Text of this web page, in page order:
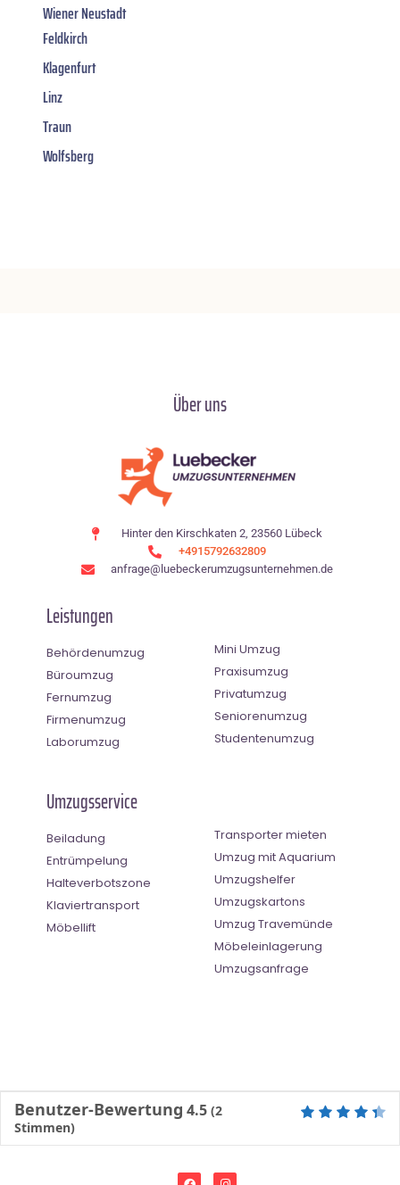
Wiener Neustadt
Feldkirch
Klagenfurt
Linz
Traun
Wolfsberg
Über uns
Hinter den Kirschkaten 2, 23560 Lübeck
+4915792632809
anfrage@luebeckerumzugsunternehmen.de
Leistungen
Behördenumzug
Büroumzug
Fernumzug
Firmenumzug
Laborumzug
Mini Umzug
Praxisumzug
Privatumzug
Seniorenumzug
Studentenumzug
Umzugsservice
Beiladung
Entrümpelung
Halteverbotszone
Klaviertransport
Möbellift
Transporter mieten
Umzug mit Aquarium
Umzugshelfer
Umzugskartons
Umzug Travemünde
Möbeleinlagerung
Umzugsanfrage
Benutzer-Bewertung 4.5 (2
Stimmen)